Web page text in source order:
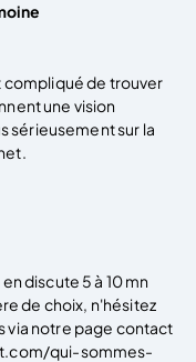
compliqué de trouver
une vision
sérieusement sur la
discute 5 à 10 mn
de choix, n'hésitez
via notre page contact
qui-sommes-